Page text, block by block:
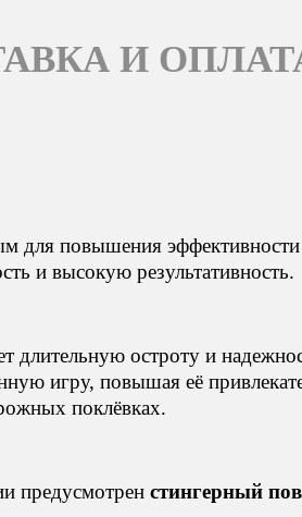
И
повышения эффективности
и высокую результативность.
длительную остроту и
игру, повышая её
поклёвках.
предусмотрен стингерный